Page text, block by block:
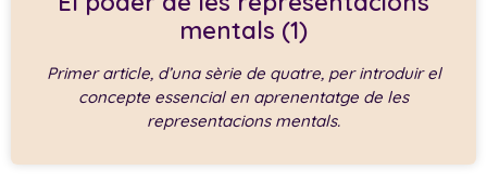
mentals (1)
Primer article, d’una sèrie de quatre, per introduir el
concepte essencial en aprenentatge de les
representacions mentals.